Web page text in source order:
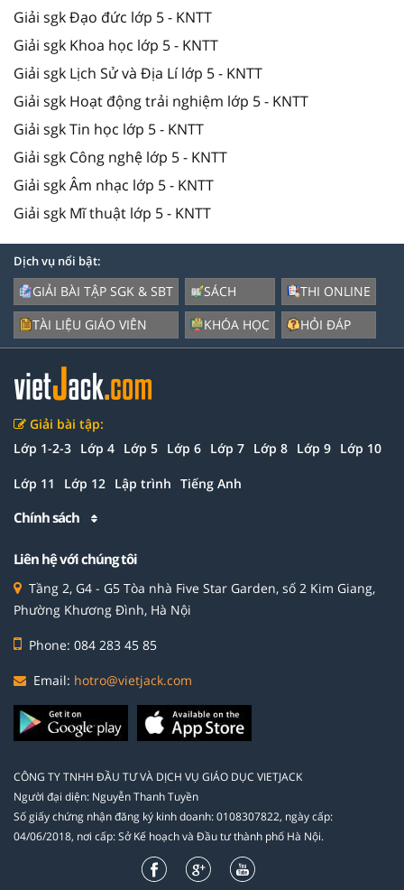
Giải sgk Đạo đức lớp 5 - KNTT
Giải sgk Khoa học lớp 5 - KNTT
Giải sgk Lịch Sử và Địa Lí lớp 5 - KNTT
Giải sgk Hoạt động trải nghiệm lớp 5 - KNTT
Giải sgk Tin học lớp 5 - KNTT
Giải sgk Công nghệ lớp 5 - KNTT
Giải sgk Âm nhạc lớp 5 - KNTT
Giải sgk Mĩ thuật lớp 5 - KNTT
Dịch vụ nổi bật:
GIẢI BÀI TẬP SGK & SBT
TÀI LIỆU GIÁO VIÊN
SÁCH
KHÓA HỌC
THI ONLINE
HỎI ĐÁP
Giải bài tập:
Lớp 1-2-3 Lớp 4 Lớp 5 Lớp 6 Lớp 7 Lớp 8 Lớp 9 Lớp 10
Lớp 11 Lớp 12 Lập trình Tiếng Anh
Chính sách
Liên hệ với chúng tôi
Tầng 2, G4 - G5 Tòa nhà Five Star Garden, số 2 Kim Giang,
Phường Khương Đình, Hà Nội
Phone: 084 283 45 85
Email: hotro@vietjack.com
CÔNG TY TNHH ĐẦU TƯ VÀ DỊCH VỤ GIÁO DỤC VIETJACK
Người đại diện: Nguyễn Thanh Tuyền
Số giấy chứng nhận đăng ký kinh doanh: 0108307822, ngày cấp:
04/06/2018, nơi cấp: Sở Kế hoạch và Đầu tư thành phố Hà Nội.